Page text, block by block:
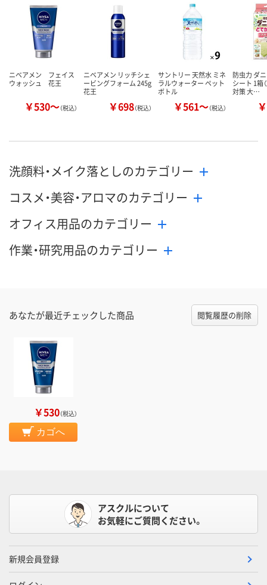
ニベアメン フェイス
ウォッシュ 花王
￥530～（税込）
ニベアメン リッチシェ
ービングフォーム 245g
花王
￥698（税込）
サントリー 天然水 ミネ
ラルウォーター ペット
ボトル
￥561～（税込）
防虫力 ダ
シート 1箱
対策 大…
洗顔料・メイク落としのカテゴリー
コスメ・美容・アロマのカテゴリー
オフィス用品のカテゴリー
作業・研究用品のカテゴリー
あなたが最近チェックした商品 閲覧履歴の削除
￥530（税込）
カゴへ
アスクルについて
お気軽にご質問ください。
新規会員登録